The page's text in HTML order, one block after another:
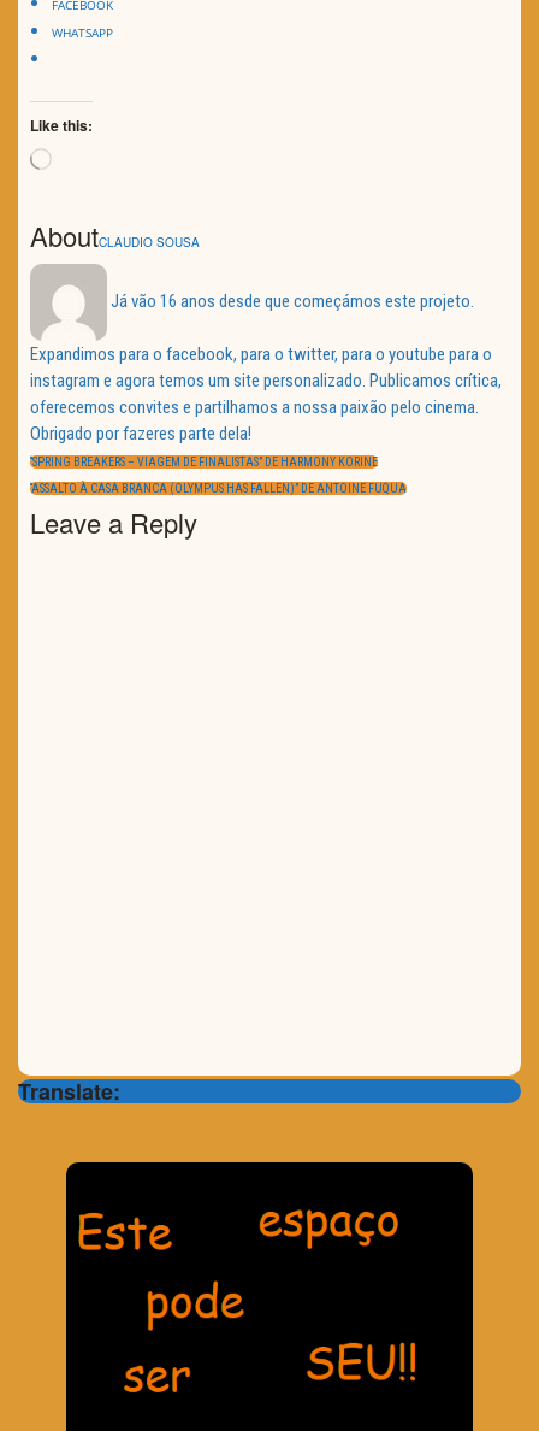
FACEBOOK
WHATSAPP
Like this:
Loading…
AboutCLAUDIO SOUSA
Já vão 16 anos desde que começámos este projeto.
Expandimos para o facebook, para o twitter, para o youtube para o
instagram e agora temos um site personalizado. Publicamos crítica,
oferecemos convites e partilhamos a nossa paixão pelo cinema.
Obrigado por fazeres parte dela!
Navegação
de
artigos
PREVIOUS
“SPRING BREAKERS – VIAGEM DE FINALISTAS” DE HARMONY KORINE
NEXT
“ASSALTO À CASA BRANCA (OLYMPUS HAS FALLEN)” DE ANTOINE FUQUA
Leave a Reply
Translate: